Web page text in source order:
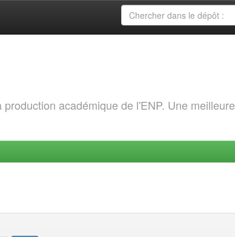
académique de l'ENP. Une meilleure